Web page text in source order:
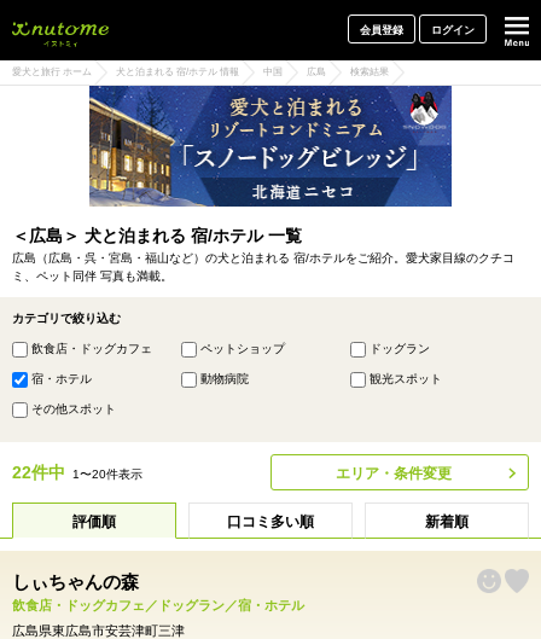
会員登録 ログイン
愛犬と旅行 ホーム 犬と泊まれる 宿/ホテル 情報 中国 広島 検索結果
＜広島＞ 犬と泊まれる 宿/ホテル 一覧
広島（広島・呉・宮島・福山など）の犬と泊まれる 宿/ホテルをご紹介。愛犬家目線のクチコ
ミ、ペット同伴 写真も満載。
カテゴリで絞り込む
飲食店・ドッグカフェ ペットショップ ドッグラン
宿・ホテル 動物病院 観光スポット
その他スポット
22件中 1〜20件表示 エリア・条件変更
評価順 口コミ多い順 新着順
しぃちゃんの森
飲食店・ドッグカフェ／ドッグラン／宿・ホテル
広島県東広島市安芸津町三津